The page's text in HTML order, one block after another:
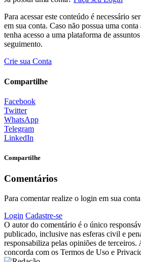
Para acessar este conteúdo é necessário
em sua conta. Caso não possua uma
tenha acesso a uma plataforma de
seguimento.
Crie sua Conta
Compartilhe
Facebook
Twitter
WhatsApp
Telegram
LinkedIn
Compartilhe
Comentários
Para comentar realize o login em sua
Login Cadastre-se
O autor do comentário é o único
publicado, inclusive nas esferas civil e
responsabiliza pelas opiniões de terceiros.
concorda com os Termos de Uso e